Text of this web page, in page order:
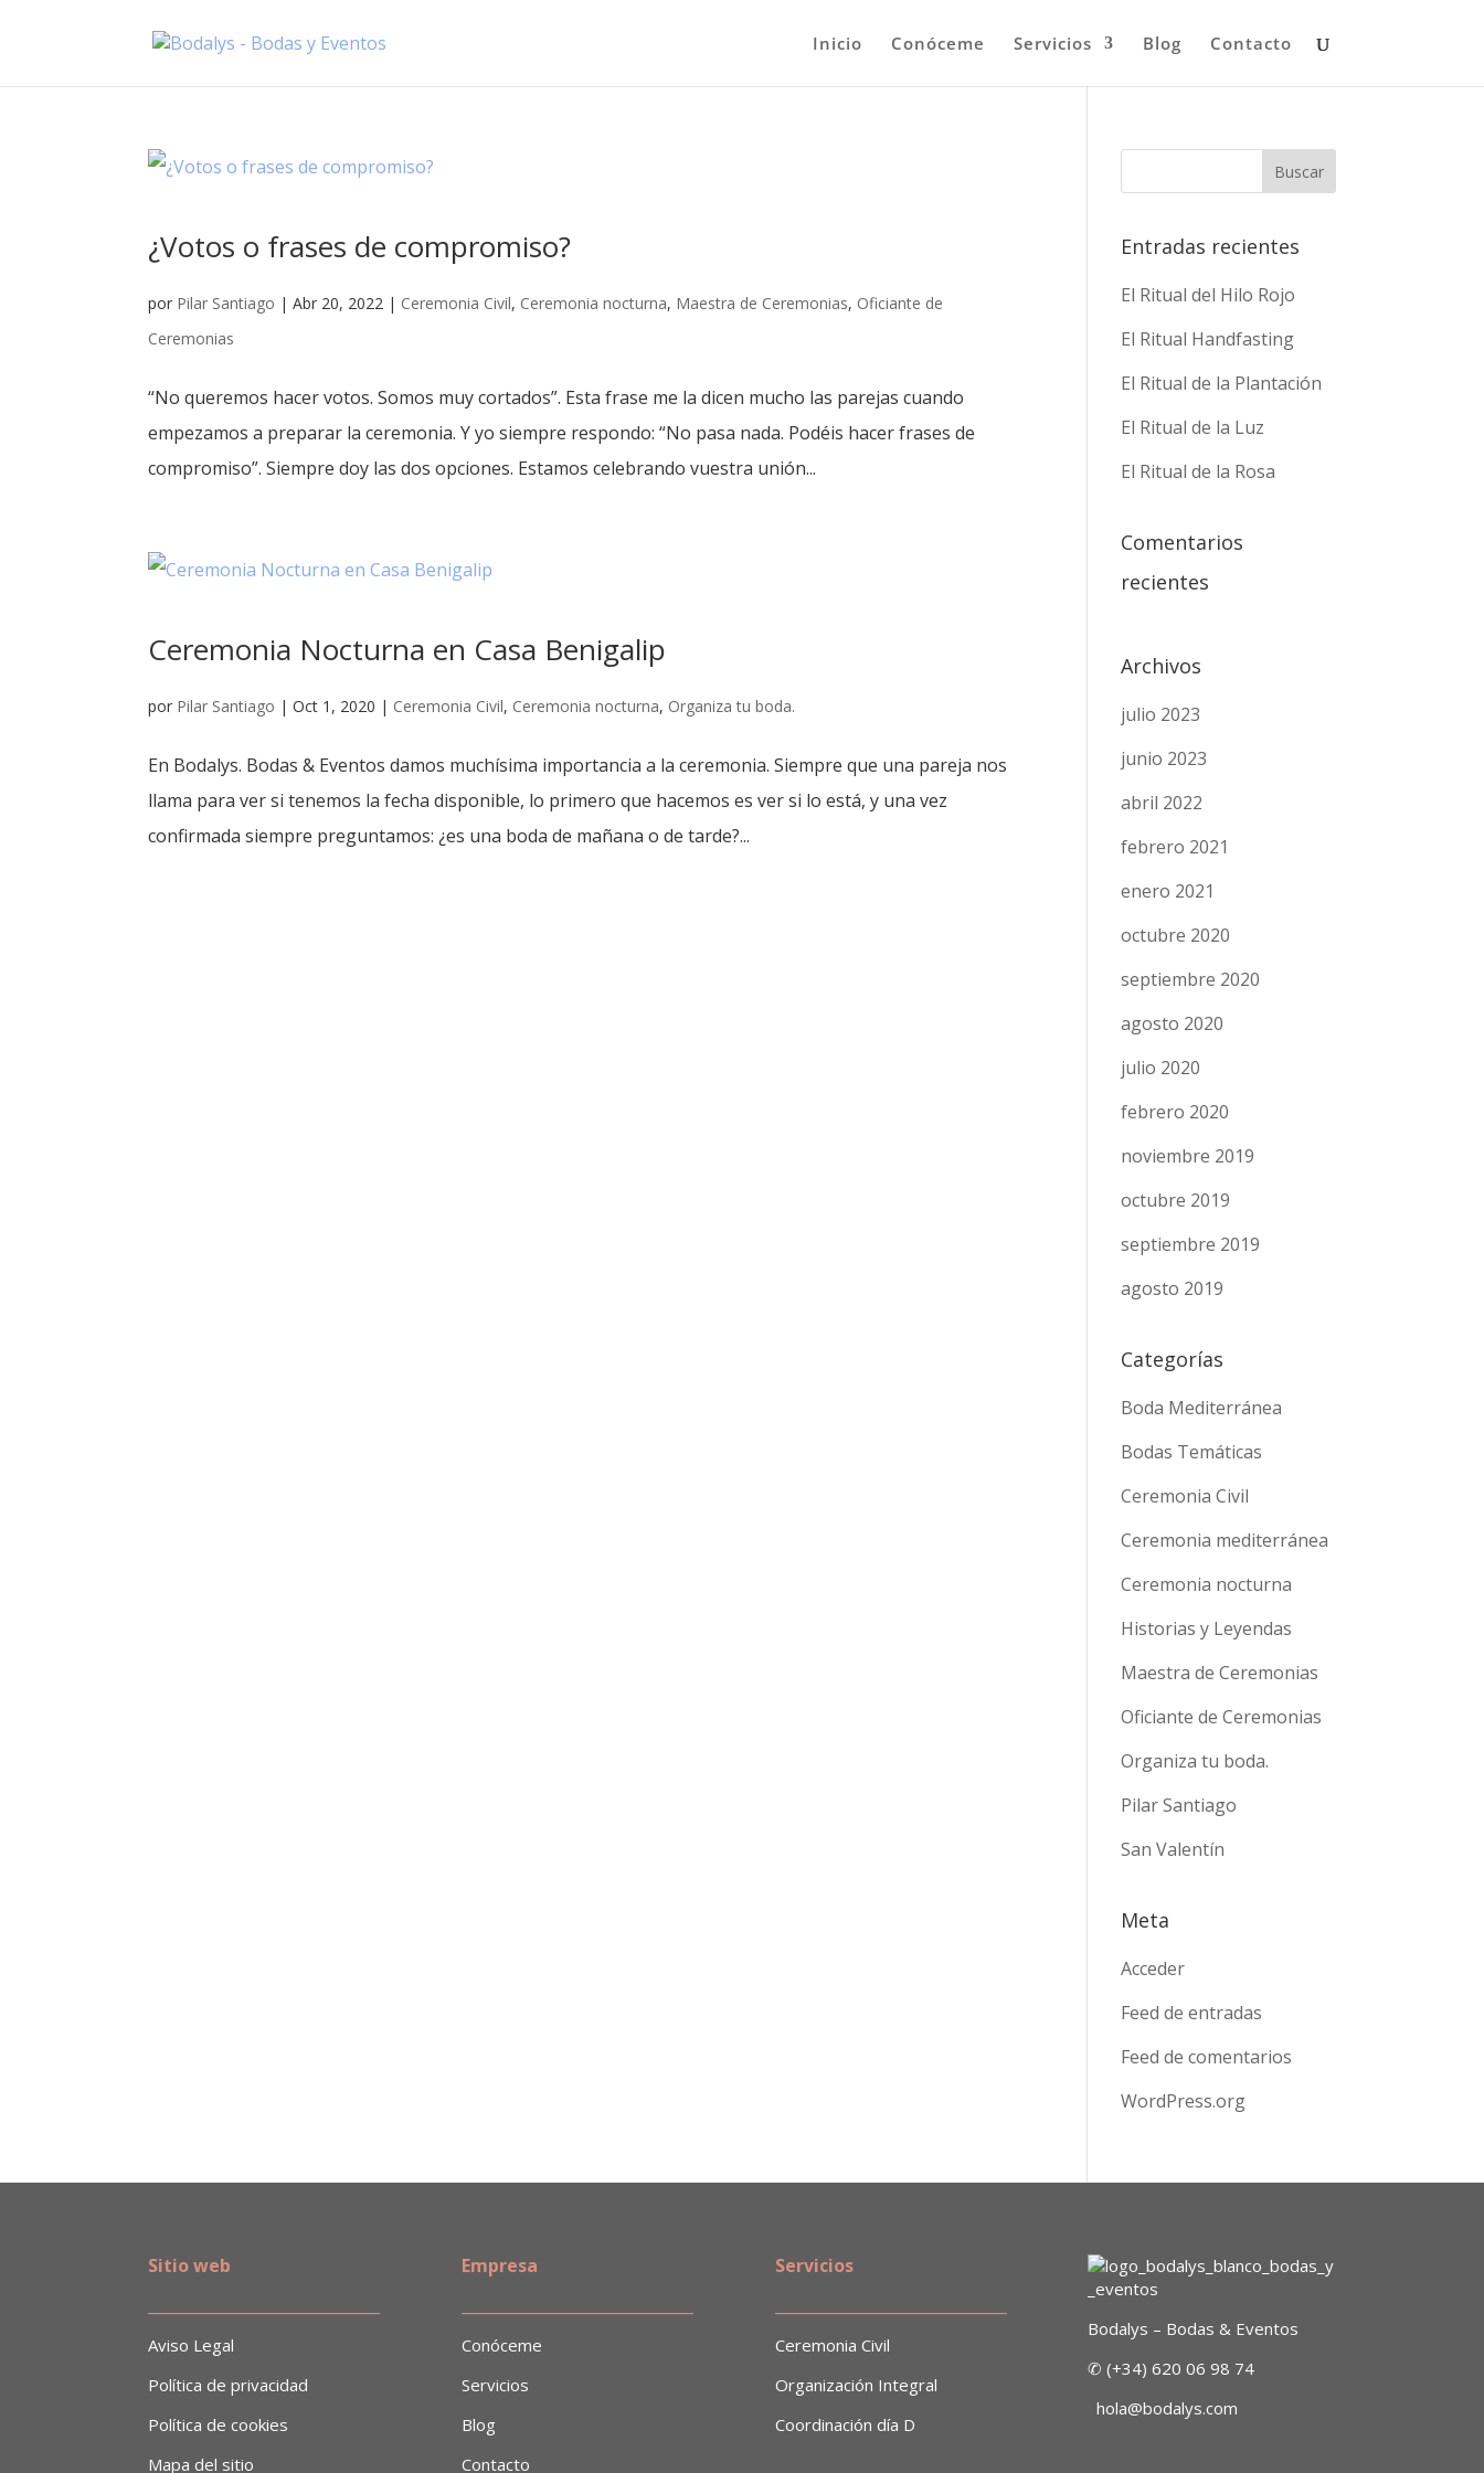
Inicio Conóceme Servicios Blog Contacto
¿Votos o frases de compromiso?
por Pilar Santiago |Abr 20, 2022 | Ceremonia Civil, Ceremonia nocturna, Maestra de Ceremonias, Oficiante de
Ceremonias
“No queremos hacer votos. Somos muy cortados”. Esta frase me la dicen mucho las parejas cuando
empezamos a preparar la ceremonia. Y yo siempre respondo: “No pasa nada. Podéis hacer frases de
compromiso”. Siempre doy las dos opciones. Estamos celebrando vuestra unión...
Ceremonia Nocturna en Casa Benigalip
por Pilar Santiago |Oct 1, 2020 | Ceremonia Civil, Ceremonia nocturna, Organiza tu boda.
En Bodalys. Bodas & Eventos damos muchísima importancia a la ceremonia. Siempre que una pareja nos
llama para ver si tenemos la fecha disponible, lo primero que hacemos es ver si lo está, y una vez
confirmada siempre preguntamos: ¿es una boda de mañana o de tarde?...
Entradas recientes
El Ritual del Hilo Rojo
El Ritual Handfasting
El Ritual de la Plantación
El Ritual de la Luz
El Ritual de la Rosa
Comentarios
recientes
Archivos
julio 2023
junio 2023
abril 2022
febrero 2021
enero 2021
octubre 2020
septiembre 2020
agosto 2020
julio 2020
febrero 2020
noviembre 2019
octubre 2019
septiembre 2019
agosto 2019
Categorías
Boda Mediterránea
Bodas Temáticas
Ceremonia Civil
Ceremonia mediterránea
Ceremonia nocturna
Historias y Leyendas
Maestra de Ceremonias
Oficiante de Ceremonias
Organiza tu boda.
Pilar Santiago
San Valentín
Meta
Acceder
Feed de entradas
Feed de comentarios
WordPress.org
Sitio web
Aviso Legal
Política de privacidad
Política de cookies
Mapa del sitio
Empresa
Conóceme
Servicios
Blog
Contacto
Servicios
Ceremonia Civil
Organización Integral
Coordinación día D
Bodalys – Bodas & Eventos
✆ (+34) 620 06 98 74
hola@bodalys.com